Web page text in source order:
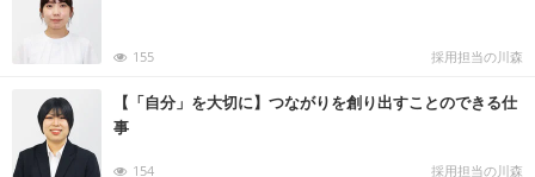
155 採用担当の川森
【「自分」を大切に】つながりを創り出すことのできる仕
事
154 採用担当の川森